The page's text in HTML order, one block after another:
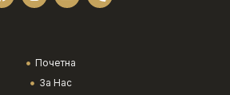
Почетна
За Нас